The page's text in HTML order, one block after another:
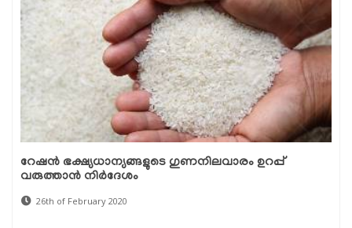
റേഷന്‍ ഭക്ഷ്യധാന്യങ്ങളുടെ ഗുണനിലവാരം ഉറപ്പ്
വരുത്താന്‍ നിര്‍ദേശം
26th of February 2020